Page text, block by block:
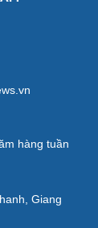
hàng tuần
Giang